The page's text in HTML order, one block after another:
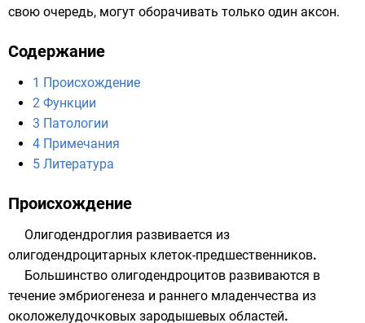
свою очередь, могут оборачивать только один аксон.
Содержание
1 Происхождение
2 Функции
3 Патологии
4 Примечания
5 Литература
Происхождение
Олигодендроглия развивается из
олигодендроцитарных клеток-предшественников.
Большинство олигодендроцитов развиваются в
течение эмбриогенеза и раннего младенчества из
околожелудочковых зародышевых областей.